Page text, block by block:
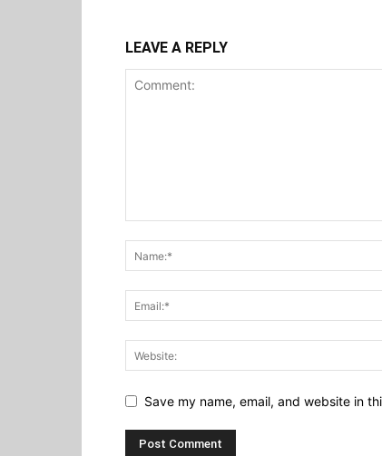
LEAVE A REPLY
Save my name, email, and website in